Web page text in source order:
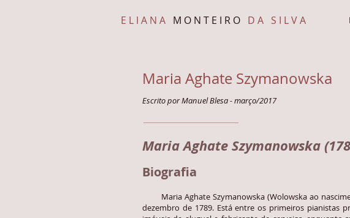
E L I A N A M O N T E I R O D A S I L V A
Maria Aghate Szymanowska
Escrito por Manuel Blesa - março/2017
Maria Aghate Szymanowska
Biografia
Maria Aghate Szymanowska (Wolowska ao
dezembro de 1789. Está entre os primeiros pianistas